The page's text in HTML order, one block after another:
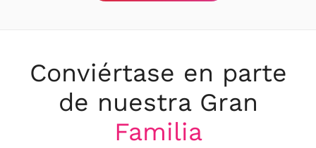
Conviértase en parte
de nuestra Gran
Familia